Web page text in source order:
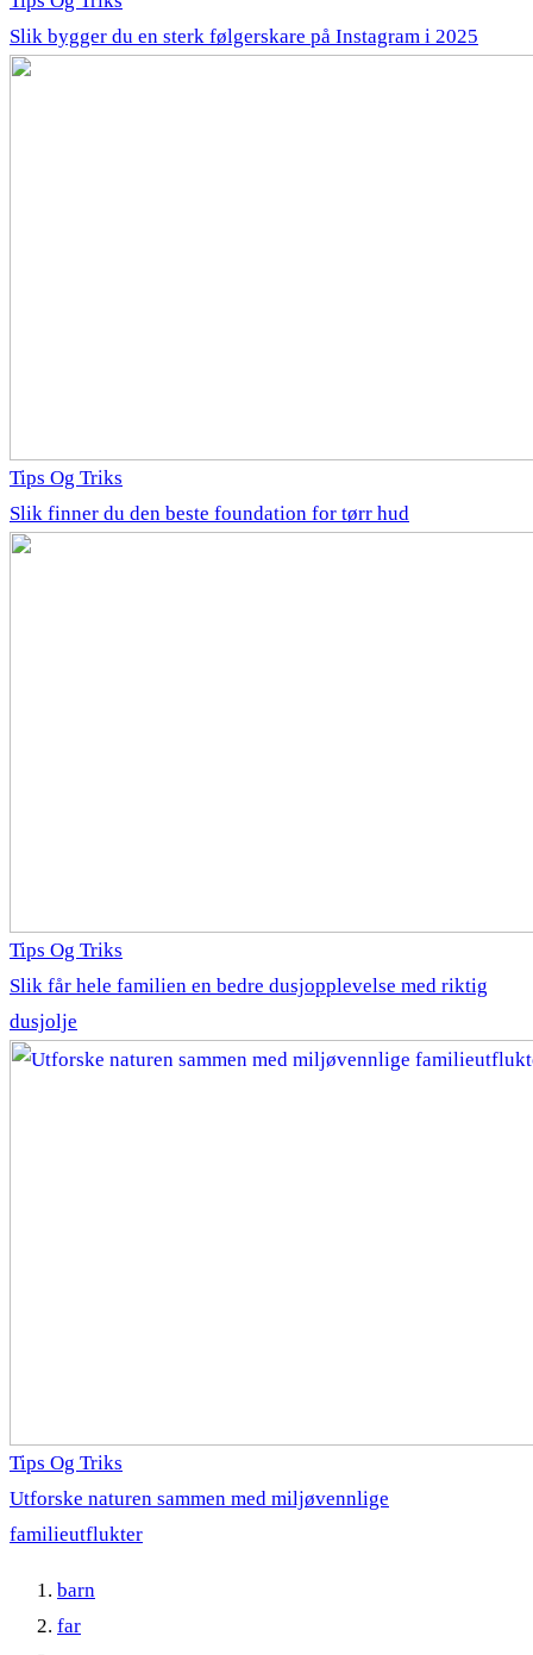
Slik bygger du en sterk følgerskare på Instagram i 2025
Tips Og Triks
Slik finner du den beste foundation for tørr hud
Tips Og Triks
Slik får hele familien en bedre dusjopplevelse med riktig
dusjolje
Tips Og Triks
Utforske naturen sammen med miljøvennlige
familieutflukter
barn
far